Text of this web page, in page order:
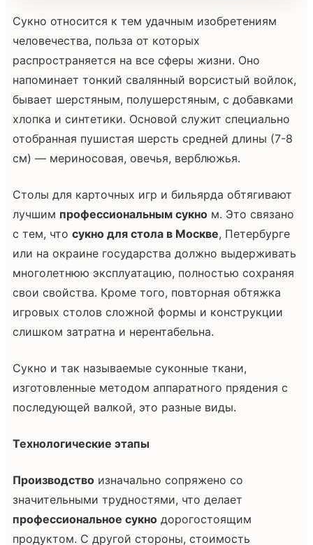
Сукно относится к тем удачным изобретениям
человечества, польза от которых
распространяется на все сферы жизни. Оно
напоминает тонкий свалянный ворсистый войлок,
бывает шерстяным, полушерстяным, с добавками
хлопка и синтетики. Основой служит специально
отобранная пушистая шерсть средней длины (7-8
см) — мериносовая, овечья, верблюжья.
Столы для карточных игр и бильярда обтягивают
лучшим профессиональным сукно м. Это связано
с тем, что сукно для стола в Москве, Петербурге
или на окраине государства должно выдерживать
многолетнюю эксплуатацию, полностью сохраняя
свои свойства. Кроме того, повторная обтяжка
игровых столов сложной формы и конструкции
слишком затратна и нерентабельна.
Сукно и так называемые суконные ткани,
изготовленные методом аппаратного прядения с
последующей валкой, это разные виды.
Технологические этапы
Производство изначально сопряжено со
значительными трудностями, что делает
профессиональное сукно дорогостоящим
продуктом. С другой стороны, стоимость